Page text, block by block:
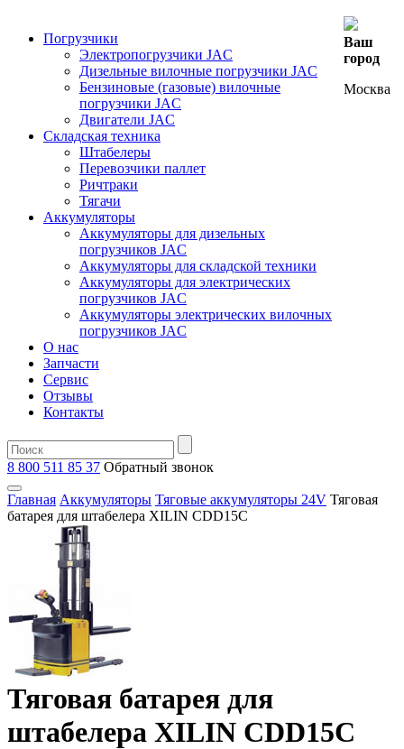
Погрузчики
Электропогрузчики JAC
Дизельные вилочные погрузчики JAC
Бензиновые (газовые) вилочные
погрузчики JAC
Двигатели JAC
Складская техника
Штабелеры
Перевозчики паллет
Ричтраки
Тягачи
Аккумуляторы
Аккумуляторы для дизельных
погрузчиков JAC
Аккумуляторы для складской техники
Аккумуляторы для электрических
погрузчиков JAC
Аккумуляторы электрических вилочных
погрузчиков JAC
О нас
Запчасти
Сервис
Отзывы
Контакты
Ваш
город
Москва
8 800 511 85 37 Oбратный звонок
Главная Аккумуляторы Тяговые аккумуляторы 24V Тяговая
батарея для штабелера XILIN CDD15C
Тяговая батарея для
штабелера XILIN CDD15C